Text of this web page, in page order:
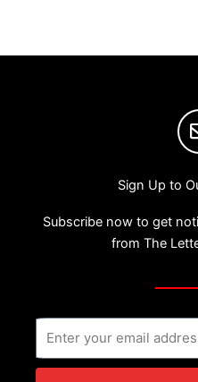
Sign Up to
Subscribe now to get
from The